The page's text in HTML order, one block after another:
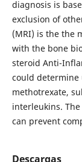
diagnosis is
exclusion of
(MRI) is the the
with the bone
steroid Anti-
could determine
methotrexate,
interleukins.
can prevent
Descargas